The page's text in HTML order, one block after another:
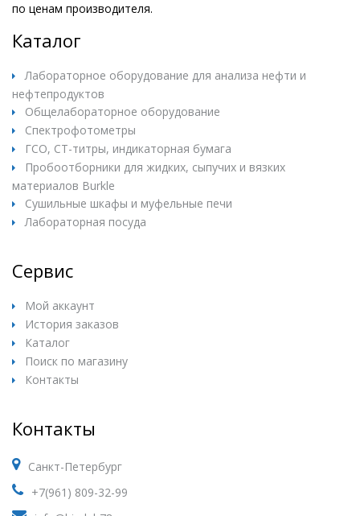
по ценам производителя.
Каталог
Лабораторное оборудование для анализа нефти и
нефтепродуктов
Общелабораторное оборудование
Спектрофотометры
ГСО, СТ-титры, индикаторная бумага
Пробоотборники для жидких, сыпучих и вязких
материалов Burkle
Сушильные шкафы и муфельные печи
Лабораторная посуда
Сервис
Мой аккаунт
История заказов
Каталог
Поиск по магазину
Контакты
Контакты
Санкт-Петербург
+7(961) 809-32-99